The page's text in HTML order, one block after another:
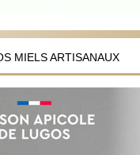
MIELS ARTISANAUX